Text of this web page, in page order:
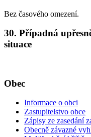
Bez časového omezení.
30. Případná
situace
Obec
Informace o obci
Zastupitelstvo obce
Zápisy ze zasedání
Obecně závazné